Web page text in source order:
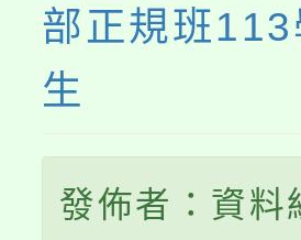
部正規班
生
發佈者：資料